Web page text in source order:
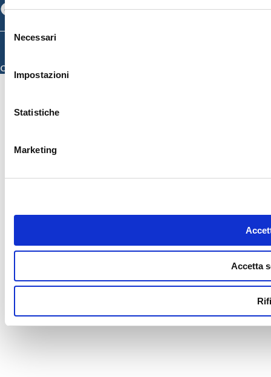
delNecessari
Impostazioni
Statistiche
Marketing
Accetta
Facebook Linkedin Youtube
Credits